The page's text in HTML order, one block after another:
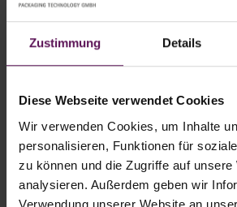
Zustimmung Details
Diese Webseite verwendet Cookies
Wir verwenden Cookies, um Inhalte
personalisieren, Funktionen für
zu können und die Zugriffe auf unsere
analysieren. Außerdem geben wir
Verwendung unserer Website an
Ihre Vorteile
Komplettlösungen aus
Maschinentechnik von
weltweiten Marktführer
Hervorragende
Erstklassige